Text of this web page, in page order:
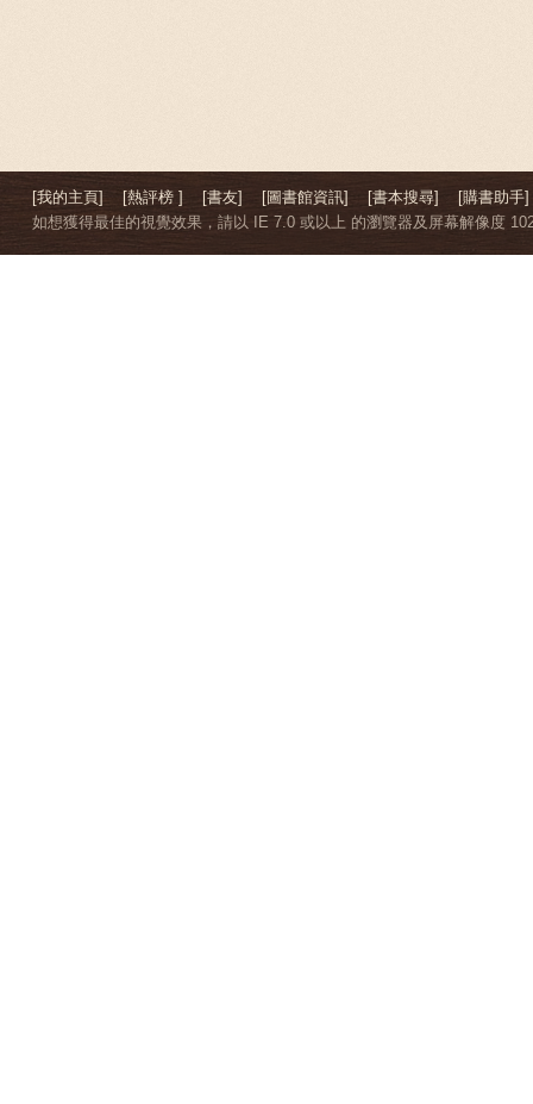
[我的主頁] [熱評榜 ] [書友] [圖書館資訊] [書本搜尋]
[購書助手]
如想獲得最佳的視覺效果，請以 IE 7.0 或以上 的瀏覽器及屏幕解像度